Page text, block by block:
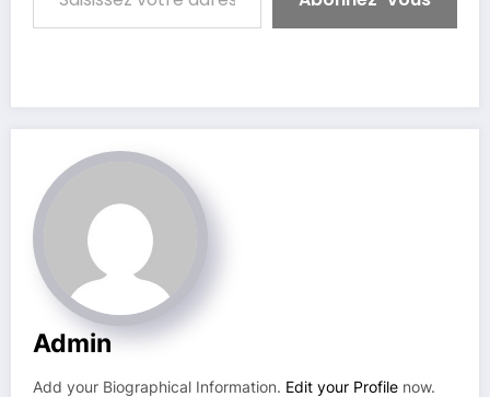
Admin
Add your Biographical Information. Edit your Profile now.